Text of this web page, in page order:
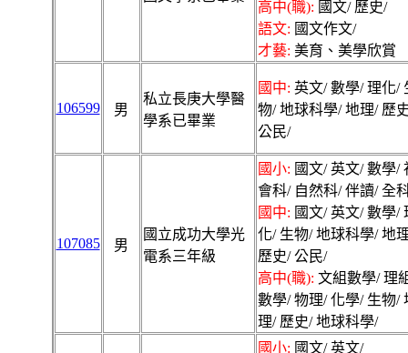
高中(職): 國文/ 歷史/
語文: 國文作文/
才藝: 美育、美學欣賞
106599 男
私立長庚大學醫
學系已畢業
國中: 英文/ 數學/ 理化/
物/ 地球科學/ 地理/ 歷
公民/
107085 男
國立成功大學光
電系三年級
國小: 國文/ 英文/ 數學/
會科/ 自然科/ 伴讀/ 全
國中: 國文/ 英文/ 數學/
化/ 生物/ 地球科學/ 地
歷史/ 公民/
高中(職): 文組數學/ 理
數學/ 物理/ 化學/ 生物/
理/ 歷史/ 地球科學/
國小: 國文/ 英文/